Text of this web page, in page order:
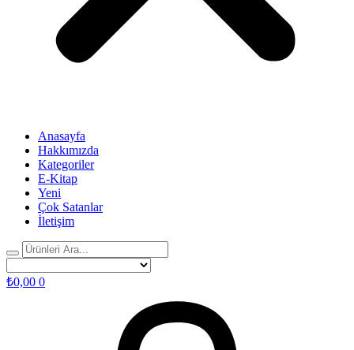
Anasayfa
Hakkımızda
Kategoriler
E-Kitap
Yeni
Çok Satanlar
İletişim
₺0,00 0